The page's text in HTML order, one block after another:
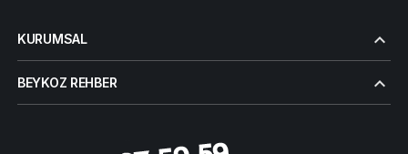
KURUMSAL
BEYKOZ REHBER